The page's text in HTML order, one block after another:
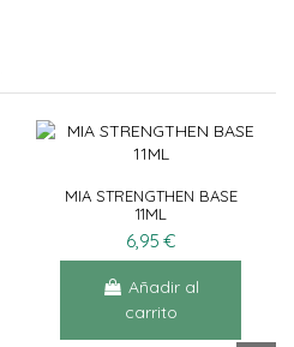
MIA STRENGTHEN BASE
11ML
6,95 €
Añadir al
carrito